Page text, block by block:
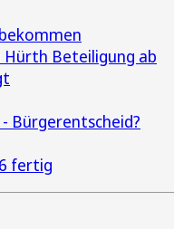
Beteiligung ab
Bürgerentscheid?
fertig